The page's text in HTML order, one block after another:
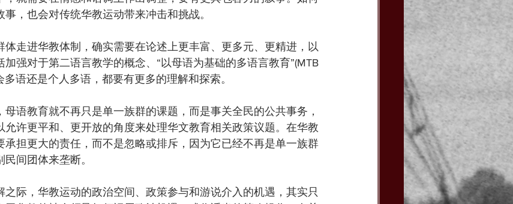
，也会对传统华教运动带来冲击和挑战。
体走进华教体制，确实需要在论述上更丰富、更多元、更精进，以
强对于第二语言教学的概念、“以母语为基础的多语言教育”(MTB
语还是个人多语，都要有更多的理解和探索。
语教育就不再只是单一族群的课题，而是事关全民的公共事务，
允许更平和、更开放的角度来处理华文教育相关政策议题。在华教
承担更大的责任，而不是忽略或排斥，因为它已经不再是单一族群
间团体来垄断。
际，华教运动的政治空间、政策参与和游说介入的机遇，其实只